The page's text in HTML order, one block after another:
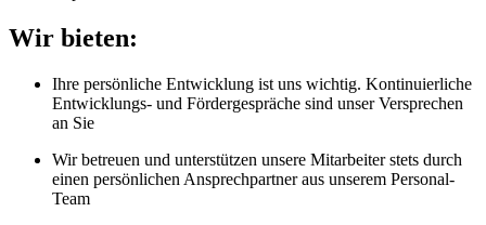
Wir bieten:
Ihre persönliche Entwicklung ist uns wichtig. Kontinuierliche
Entwicklungs- und Fördergespräche sind unser Versprechen
an Sie
Wir betreuen und unterstützen unsere Mitarbeiter stets durch
einen persönlichen Ansprechpartner aus unserem Personal-
Team